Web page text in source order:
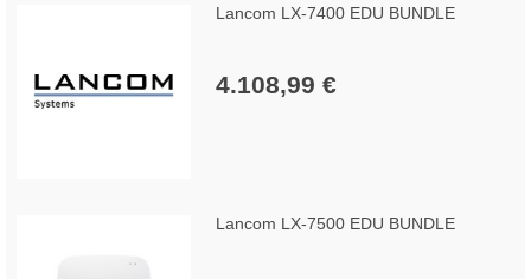
Lancom LX-7400 EDU BUNDLE
4.108,99 €
Lancom LX-7500 EDU BUNDLE